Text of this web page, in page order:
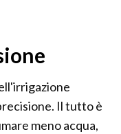
Il tutto è
meno acqua,